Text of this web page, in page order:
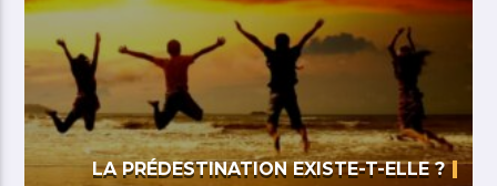
LA PRÉDESTINATION EXISTE-T-ELLE ?